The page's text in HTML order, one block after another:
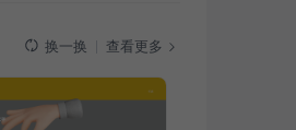
换一换 查看更多